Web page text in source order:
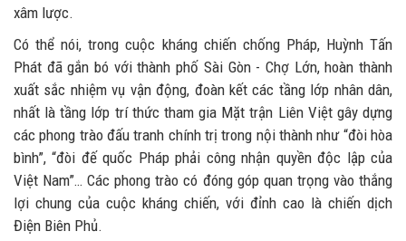
xâm lược.
Có thể nói, trong cuộc kháng chiến chống Pháp, Huỳnh Tấn
Phát đã gắn bó với thành phố Sài Gòn - Chợ Lớn, hoàn thành
xuất sắc nhiệm vụ vận động, đoàn kết các tầng lớp nhân dân,
nhất là tầng lớp trí thức tham gia Mặt trận Liên Việt gây dựng
các phong trào đấu tranh chính trị trong nội thành như “đòi hòa
bình”, “đòi đế quốc Pháp phải công nhận quyền độc lập của
Việt Nam”… Các phong trào có đóng góp quan trọng vào thắng
lợi chung của cuộc kháng chiến, với đỉnh cao là chiến dịch
Điện Biên Phủ.